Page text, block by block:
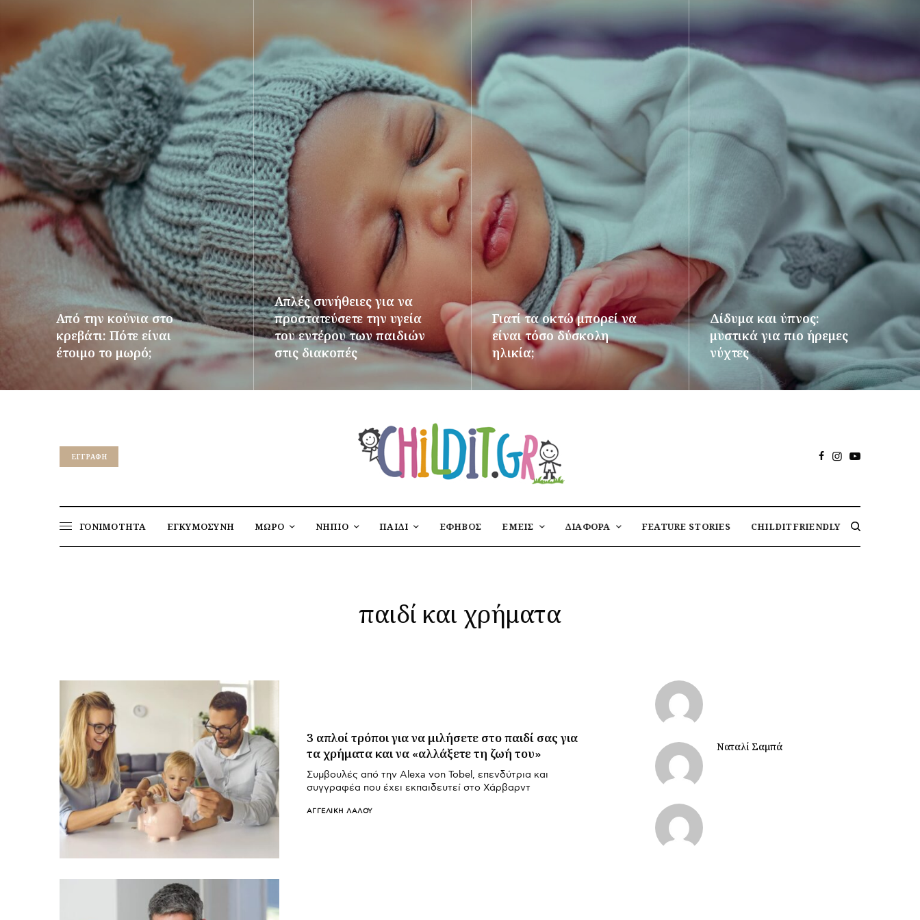
Από την κούνια στο
κρεβάτι: Πότε είναι
έτοιμο το μωρό;
Απλές συνήθειες για να
προστατεύσετε την υγεία
του εντέρου των παιδιών
στις διακοπές
Γιατί τα οκτώ μπορεί να
είναι τόσο δύσκολη
ηλικία;
ΠΕΡΙΣΣΌΤΕΡΑ
Δίδυμα και ύπνος:
μυστικά για πιο ήρεμες
νύχτες
ΠΕΡΙΣΣΌΤΕΡΑ
EΓΓΡΑΦΉ
ΓΟΝΙΜΟΤΗΤΑ ΕΓΚΥΜΟΣΥΝΗ ΜΩΡΟ ΝΗΠΙΟ ΠΑΙΔΙ ΕΦΗΒΟΣ ΕΜΕΙΣ ΔΙΑΦΟΡΑ FEATURE STORIES CHILDITFRIENDLY
παιδί και χρήματα
3 απλοί τρόποι για να μιλήσετε στο παιδί σας για
τα χρήματα και να «αλλάξετε τη ζωή του»
Συμβουλές από την Alexa von Tobel, επενδύτρια και
συγγραφέα που έχει εκπαιδευτεί στο Χάρβαρντ
ΑΓΓΕΛΙΚΉ ΛΆΛΟΥ
Ναταλί Σαμπά